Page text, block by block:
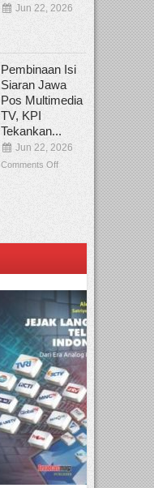
Jun 22, 2026
Pembinaan Isi
Siaran Jawa
Pos Multimedia
TV, KPI
Tekankan...
Jun 22, 2026
Comments Off